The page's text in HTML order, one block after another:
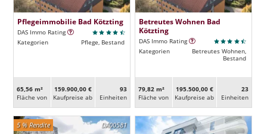
Pflegeimmobilie Bad Kötzting
DAS Immo Rating
Kategorien
Pflege, Bestand
65,56 m²
Fläche von
159.900,00 €
Kaufpreise ab
93
Ein­heiten
Betreutes Wohnen Bad
Kötzting
DAS Immo Rating
Kategorien
Betreutes Wohnen,
Bestand
79,82 m²
Fläche von
195.500,00 €
Kaufpreise ab
23
Ein­heiten
DA00581
5 % Rendite